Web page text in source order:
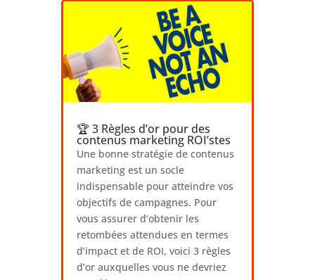
🏆 3 Règles d’or pour des
contenus marketing ROI’stes
Une bonne stratégie de contenus
marketing est un socle
indispensable pour atteindre vos
objectifs de campagnes. Pour
vous assurer d’obtenir les
retombées attendues en termes
d’impact et de ROI, voici 3 règles
d’or auxquelles vous ne devriez